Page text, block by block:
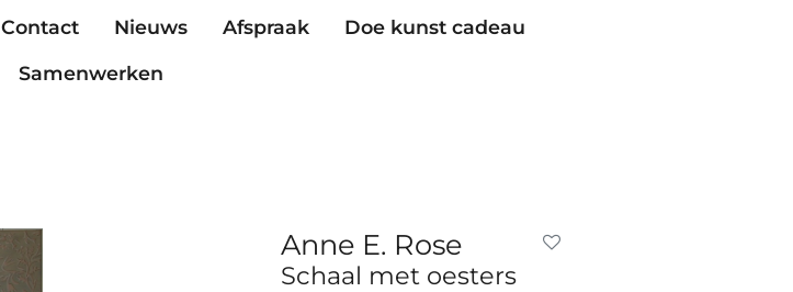
Contact Nieuws Afspraak
Doe kunst cadeau
Samenwerken
Anne E. Rose
Schaal met oesters